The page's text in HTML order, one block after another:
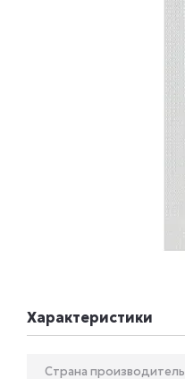
Характеристики
Страна производитель